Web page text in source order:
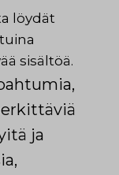
löydät
sisältöä.
ja